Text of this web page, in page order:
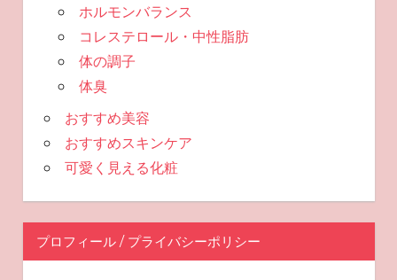
ホルモンバランス
コレステロール・中性脂肪
体の調子
体臭
おすすめ美容
おすすめスキンケア
可愛く見える化粧
プロフィール / プライバシーポリシー